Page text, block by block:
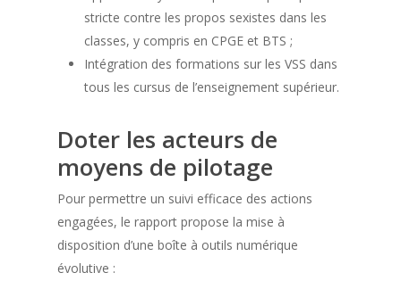
stricte contre les propos sexistes dans les
classes, y compris en CPGE et BTS ;
Intégration des formations sur les VSS dans
tous les cursus de l’enseignement supérieur.
Doter les acteurs de
moyens de pilotage
Pour permettre un suivi efficace des actions
engagées, le rapport propose la mise à
disposition d’une boîte à outils numérique
évolutive :